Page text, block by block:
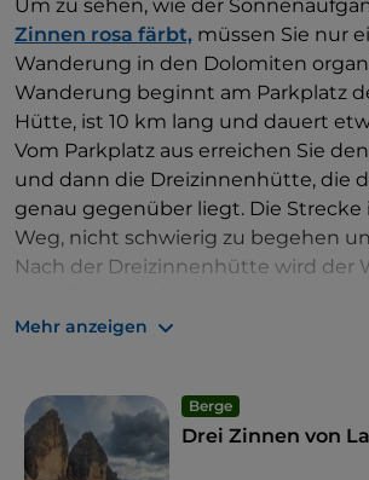
Um zu sehen, wie der
Zinnen rosa färbt, müssen Sie nur
Wanderung in den Dolomiten
Wanderung beginnt am Parkplatz
Hütte, ist 10 km lang und dauert
Vom Parkplatz aus erreichen Sie
und dann die Dreizinnenhütte, die
genau gegenüber liegt. Die Strecke
Weg, nicht schwierig zu begehen
Nach der Dreizinnenhütte wird der
Der beste Ort zum Übernachten, um
Zinnen zu genießen, ist hier. Die
Juni bis Ende September geöffnet
Mail über ihre Website gebucht
Mehr anzeigen
Berge
Drei Zinnen von